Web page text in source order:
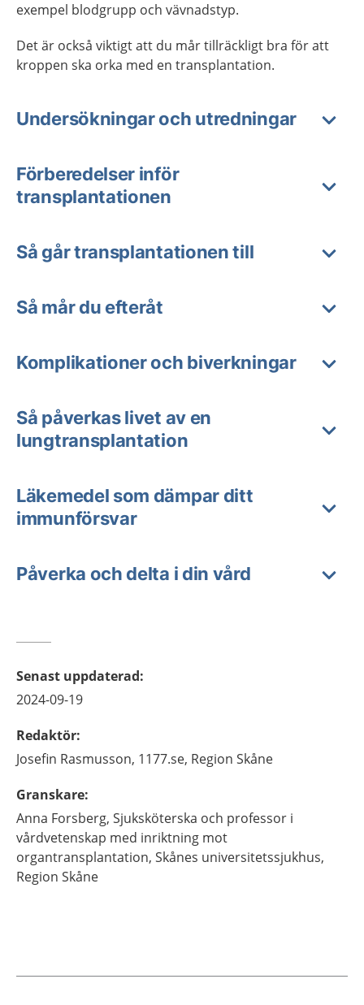
exempel blodgrupp och vävnadstyp.
Det är också viktigt att du mår tillräckligt bra för att
kroppen ska orka med en transplantation.
Undersökningar och utredningar
Förberedelser inför
transplantationen
Så går transplantationen till
Så mår du efteråt
Komplikationer och biverkningar
Så påverkas livet av en
lungtransplantation
Läkemedel som dämpar ditt
immunförsvar
Påverka och delta i din vård
Senast uppdaterad:
2024-09-19
Redaktör:
Josefin Rasmusson, 1177.se, Region Skåne
Granskare:
Anna Forsberg, Sjuksköterska och professor i
vårdvetenskap med inriktning mot
organtransplantation, Skånes universitetssjukhus,
Region Skåne